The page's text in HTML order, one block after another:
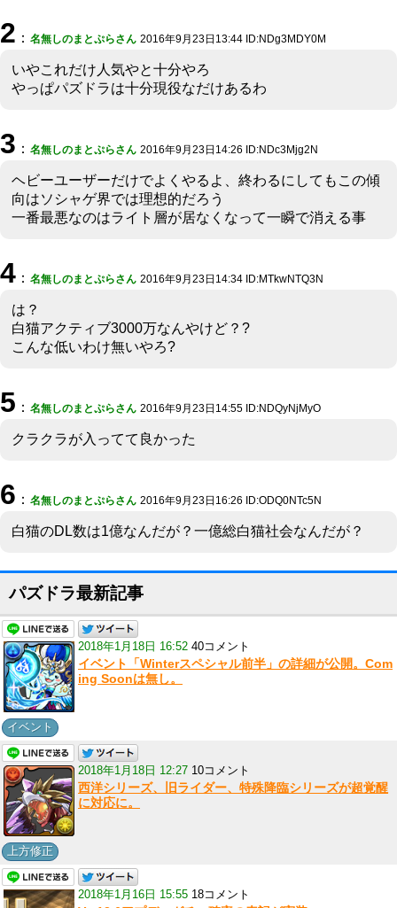
2 ： 名無しのまとぷらさん 2016年9月23日13:44 ID:NDg3MDY0M
いやこれだけ人気やと十分やろ
やっぱパズドラは十分現役なだけあるわ
3 ： 名無しのまとぷらさん 2016年9月23日14:26 ID:NDc3Mjg2N
ヘビーユーザーだけでよくやるよ、終わるにしてもこの傾
向はソシャゲ界では理想的だろう
一番最悪なのはライト層が居なくなって一瞬で消える事
4 ： 名無しのまとぷらさん 2016年9月23日14:34 ID:MTkwNTQ3N
は？
白猫アクティブ3000万なんやけど？?
こんな低いわけ無いやろ?
5 ： 名無しのまとぷらさん 2016年9月23日14:55 ID:NDQyNjMyO
クラクラが入ってて良かった
6 ： 名無しのまとぷらさん 2016年9月23日16:26 ID:ODQ0NTc5N
白猫のDL数は1億なんだが？一億総白猫社会なんだが？
パズドラ最新記事
2018年1月18日 16:52 40コメント
イベント「Winterスペシャル前半」の詳細が公開。Com
ing Soonは無し。
イベント
2018年1月18日 12:27 10コメント
西洋シリーズ、旧ライダー、特殊降臨シリーズが超覚醒
に対応に。
上方修正
2018年1月16日 15:55 18コメント